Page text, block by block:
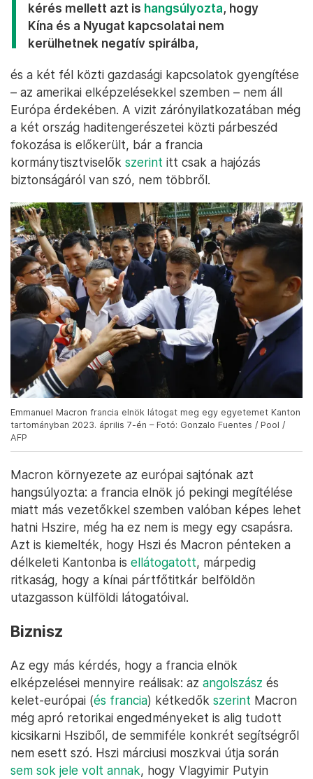
kérés mellett azt is hangsúlyozta, hogy
Kína és a Nyugat kapcsolatai nem
kerülhetnek negatív spirálba,
és a két fél közti gazdasági kapcsolatok gyengítése
– az amerikai elképzelésekkel szemben – nem áll
Európa érdekében. A vizit zárónyilatkozatában még
a két ország haditengerészetei közti párbeszéd
fokozása is előkerült, bár a francia
kormánytisztviselők szerint itt csak a hajózás
biztonságáról van szó, nem többről.
Emmanuel Macron francia elnök látogat meg egy egyetemet Kanton
tartományban 2023. április 7-én – Fotó: Gonzalo Fuentes / Pool /
AFP
Macron környezete az európai sajtónak azt
hangsúlyozta: a francia elnök jó pekingi megítélése
miatt más vezetőkkel szemben valóban képes lehet
hatni Hszire, még ha ez nem is megy egy csapásra.
Azt is kiemelték, hogy Hszi és Macron pénteken a
délkeleti Kantonba is ellátogatott, márpedig
ritkaság, hogy a kínai pártfőtitkár belföldön
utazgasson külföldi látogatóival.
Biznisz
Az egy más kérdés, hogy a francia elnök
elképzelései mennyire reálisak: az angolszász és
kelet-európai (és francia) kétkedők szerint Macron
még apró retorikai engedményeket is alig tudott
kicsikarni Hsziből, de semmiféle konkrét segítségről
nem esett szó. Hszi márciusi moszkvai útja során
sem sok jele volt annak, hogy Vlagyimir Putyin